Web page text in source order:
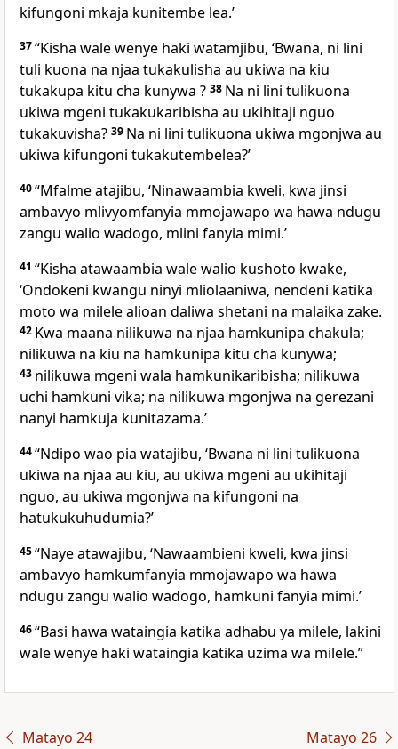
kifungoni mkaja kunitembe lea.’
37“Kisha wale wenye haki watamjibu, ‘Bwana, ni lini
tuli kuona na njaa tukakulisha au ukiwa na kiu
tukakupa kitu cha kunywa ? 38 Na ni lini tulikuona
ukiwa mgeni tukakukaribisha au ukihitaji nguo
tukakuvisha? 39 Na ni lini tulikuona ukiwa mgonjwa au
ukiwa kifungoni tukakutembelea?’
40“Mfalme atajibu, ‘Ninawaambia kweli, kwa jinsi
ambavyo mlivyomfanyia mmojawapo wa hawa ndugu
zangu walio wadogo, mlini fanyia mimi.’
41 “Kisha atawaambia wale walio kushoto kwake,
‘Ondokeni kwangu ninyi mliolaaniwa, nendeni katika
moto wa milele alioan daliwa shetani na malaika zake.
42 Kwa maana nilikuwa na njaa hamkunipa chakula;
nilikuwa na kiu na hamkunipa kitu cha kunywa;
43 nilikuwa mgeni wala hamkunikaribisha; nilikuwa
uchi hamkuni vika; na nilikuwa mgonjwa na gerezani
nanyi hamkuja kunitazama.’
44“Ndipo wao pia watajibu, ‘Bwana ni lini tulikuona
ukiwa na njaa au kiu, au ukiwa mgeni au ukihitaji
nguo, au ukiwa mgonjwa na kifungoni na
hatukukuhudumia?’
45“Naye atawajibu, ‘Nawaambieni kweli, kwa jinsi
ambavyo hamkumfanyia mmojawapo wa hawa
ndugu zangu walio wadogo, hamkuni fanyia mimi.’
46“Basi hawa wataingia katika adhabu ya milele, lakini
wale wenye haki wataingia katika uzima wa milele.”
Matayo 24 Matayo 26